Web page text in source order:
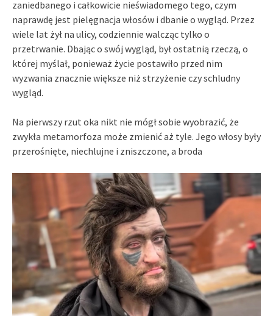
zaniedbanego i całkowicie nieświadomego tego, czym
naprawdę jest pielęgnacja włosów i dbanie o wygląd. Przez
wiele lat żył na ulicy, codziennie walcząc tylko o
przetrwanie. Dbając o swój wygląd, był ostatnią rzeczą, o
której myślał, ponieważ życie postawiło przed nim
wyzwania znacznie większe niż strzyżenie czy schludny
wygląd.
Na pierwszy rzut oka nikt nie mógł sobie wyobrazić, że
zwykła metamorfoza może zmienić aż tyle. Jego włosy były
przerośnięte, niechlujne i zniszczone, a broda